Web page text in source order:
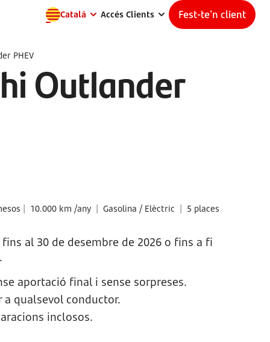
Catalá Accés Clients Fest-te'n client
PHEV
Outlander
| 10.000 km /any | Gasolina / Elèctric | 5 places
al 30 de desembre de 2026 o fins a fi
aportació final i sense sorpreses.
a qualsevol conductor.
inclosos.